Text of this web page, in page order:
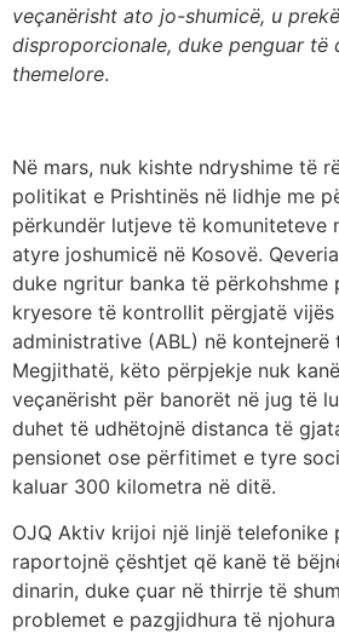
veçanërisht ato jo-shumicë, u
disproporcionale, duke penguar të
themelore.
Në mars, nuk kishte ndryshime të
politikat e Prishtinës në lidhje me
përkundër lutjeve të komuniteteve
atyre joshumicë në Kosovë.
duke ngritur banka të përkohshme
kryesore të kontrollit përgjatë
administrative (ABL) në kontejnerë
Megjithatë, këto përpjekje nuk
veçanërisht për banorët në jug të
duhet të udhëtojnë distanca të
pensionet ose përfitimet e tyre
kaluar 300 kilometra në ditë.
OJQ Aktiv krijoi një linjë
raportojnë çështjet që kanë të
dinarin, duke çuar në thirrje të
problemet e pazgjidhura të